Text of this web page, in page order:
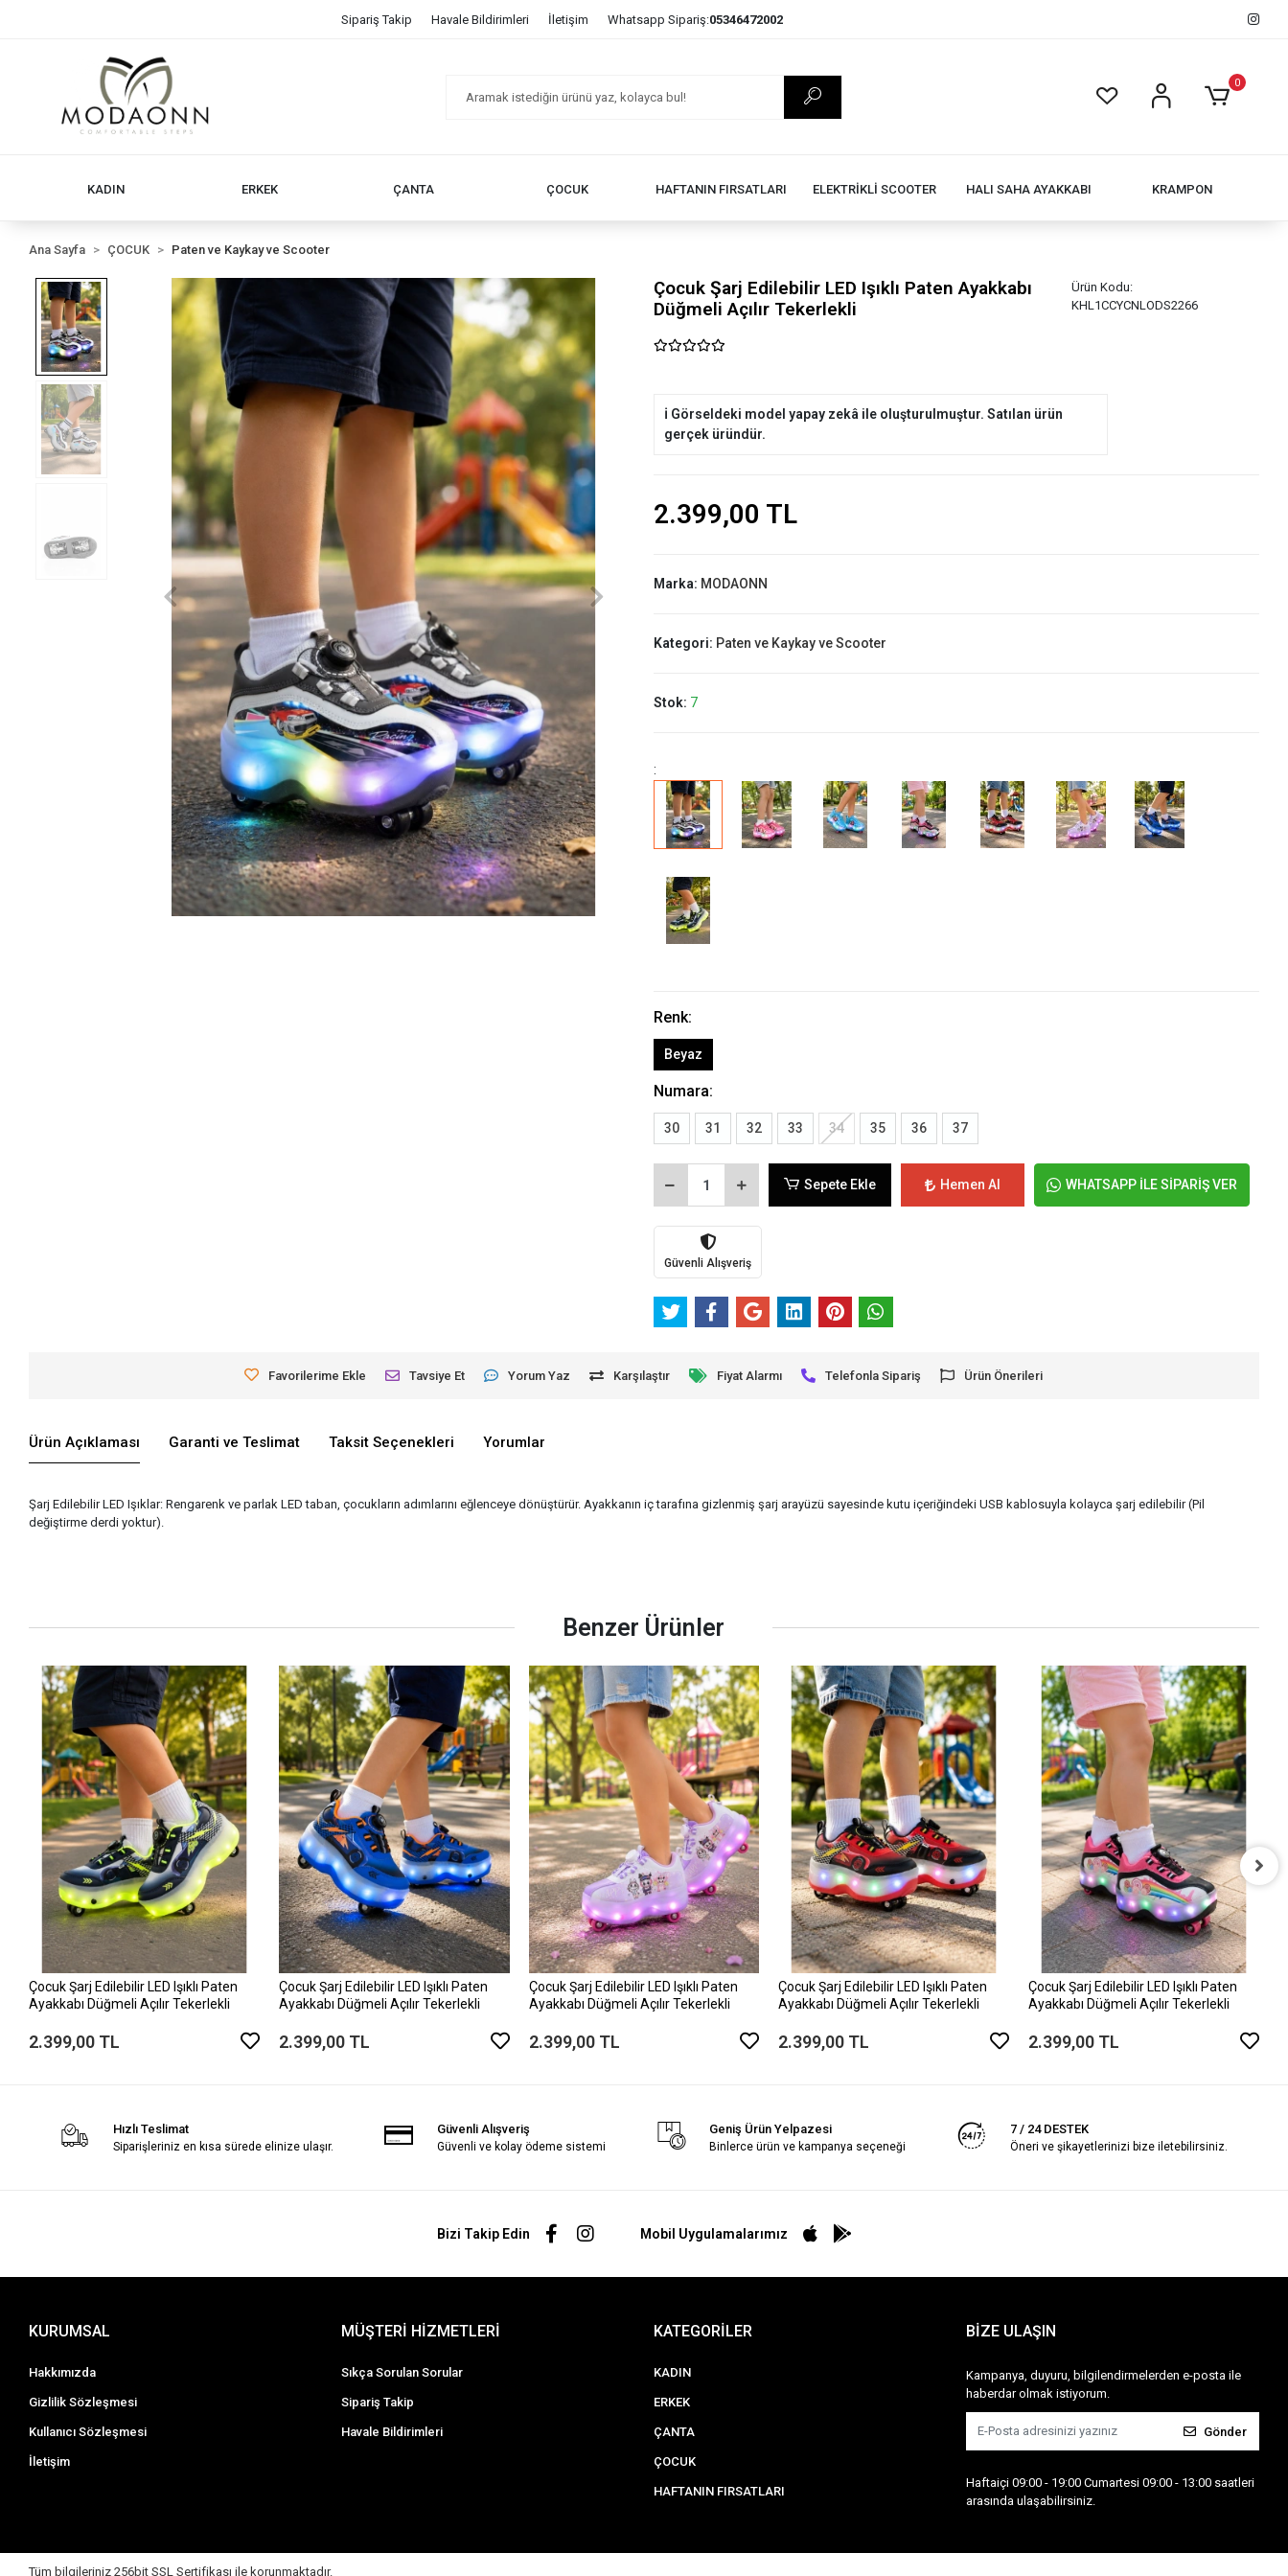
Sipariş Takip Havale Bildirimleri İletişim Whatsapp Sipariş:05346472002
0
KADIN ERKEK ÇANTA ÇOCUK HAFTANIN FIRSATLARI ELEKTRİKLİ SCOOTER HALI SAHA AYAKKABI KRAMPON
Ana Sayfa ÇOCUK Paten ve Kaykay ve Scooter
Çocuk Şarj Edilebilir LED Işıklı Paten Ayakkabı
Düğmeli Açılır Tekerlekli
Ürün Kodu:
KHL1CCYCNLODS2266
ℹ️ Görseldeki model yapay zekâ ile oluşturulmuştur. Satılan ürün
gerçek üründür.
2.399,00 TL
Marka: MODAONN
Kategori: Paten ve Kaykay ve Scooter
Stok: 7
:
Renk:
Beyaz
Numara:
30 31 32 33 34 35 36 37
Sepete Ekle Hemen Al WHATSAPP İLE SİPARİŞ VER
Güvenli Alışveriş
Favorilerime Ekle Tavsiye Et Yorum Yaz Karşılaştır Fiyat Alarmı Telefonla Sipariş Ürün Önerileri
Ürün Açıklaması Garanti ve Teslimat Taksit Seçenekleri Yorumlar
Şarj Edilebilir LED Işıklar: Rengarenk ve parlak LED taban, çocukların adımlarını eğlenceye dönüştürür. Ayakkanın iç tarafına gizlenmiş şarj arayüzü sayesinde kutu içeriğindeki USB kablosuyla kolayca şarj edilebilir (Pil
değiştirme derdi yoktur).
Benzer Ürünler
Çocuk Şarj Edilebilir LED Işıklı Paten
Ayakkabı Düğmeli Açılır Tekerlekli
2.399,00 TL
Çocuk Şarj Edilebilir LED Işıklı Paten
Ayakkabı Düğmeli Açılır Tekerlekli
2.399,00 TL
Çocuk Şarj Edilebilir LED Işıklı Paten
Ayakkabı Düğmeli Açılır Tekerlekli
2.399,00 TL
Çocuk Şarj Edilebilir LED Işıklı Paten
Ayakkabı Düğmeli Açılır Tekerlekli
2.399,00 TL
Çocuk Şarj Edilebilir LED Işıklı Paten
Ayakkabı Düğmeli Açılır Tekerlekli
2.399,00 TL
Hızlı Teslimat
Siparişleriniz en kısa sürede elinize ulaşır.
Güvenli Alışveriş
Güvenli ve kolay ödeme sistemi
Geniş Ürün Yelpazesi
Binlerce ürün ve kampanya seçeneği
7 / 24 DESTEK
Öneri ve şikayetlerinizi bize iletebilirsiniz.
Bizi Takip Edin Mobil Uygulamalarımız
KURUMSAL
Hakkımızda
Gizlilik Sözleşmesi
Kullanıcı Sözleşmesi
İletişim
MÜŞTERİ HİZMETLERİ
Sıkça Sorulan Sorular
Sipariş Takip
Havale Bildirimleri
KATEGORİLER
KADIN
ERKEK
ÇANTA
ÇOCUK
HAFTANIN FIRSATLARI
BİZE ULAŞIN
Kampanya, duyuru, bilgilendirmelerden e-posta ile
haberdar olmak istiyorum.
Gönder
Haftaiçi 09:00 - 19:00 Cumartesi 09:00 - 13:00 saatleri
arasında ulaşabilirsiniz.
Tüm bilgileriniz 256bit SSL Sertifikası ile korunmaktadır.